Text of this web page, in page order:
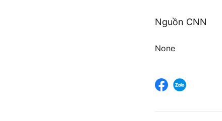
Nguồn CNN
None